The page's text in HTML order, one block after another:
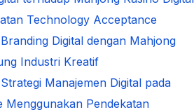
Technology Acceptance
Digital dengan Mahjong
Industri Kreatif
Manajemen Digital pada
Menggunakan Pendekatan